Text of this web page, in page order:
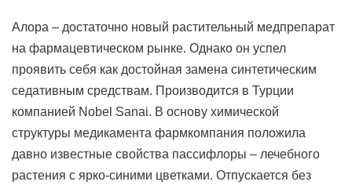
Алора – достаточно новый растительный медпрепарат
на фармацевтическом рынке. Однако он успел
проявить себя как достойная замена синтетическим
седативным средствам. Производится в Турции
компанией Nobel Sanai. В основу химической
структуры медикамента фармкомпания положила
давно известные свойства пассифлоры – лечебного
растения с ярко-синими цветками. Отпускается без